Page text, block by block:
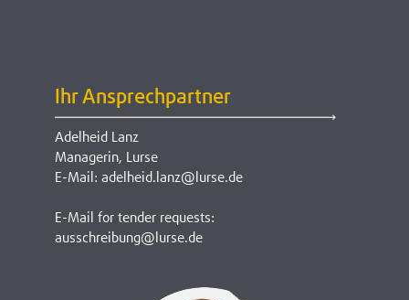
Ihr Ansprechpartner
Adelheid Lanz
Managerin, Lurse
E-Mail: adelheid.lanz@lurse.de
E-Mail for tender requests:
ausschreibung@lurse.de